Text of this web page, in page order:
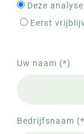
Deze
Eerst
Uw naam (*)
Bedrijfsnaam